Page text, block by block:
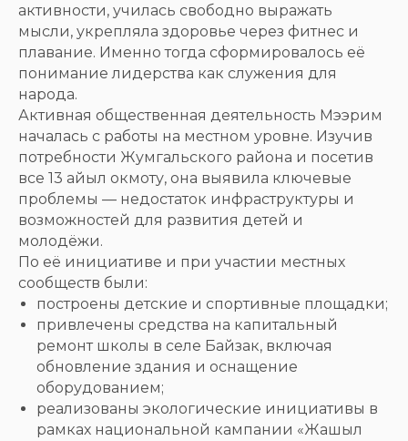
активности, училась свободно выражать
мысли, укрепляла здоровье через фитнес и
плавание. Именно тогда сформировалось её
понимание лидерства как служения для
народа.
Активная общественная деятельность Мээрим
началась с работы на местном уровне. Изучив
потребности Жумгальского района и посетив
все 13 айыл окмоту, она выявила ключевые
проблемы — недостаток инфраструктуры и
возможностей для развития детей и
молодёжи.
По её инициативе и при участии местных
сообществ были:
построены детские и спортивные площадки;
привлечены средства на капитальный
ремонт школы в селе Байзак, включая
обновление здания и оснащение
оборудованием;
реализованы экологические инициативы в
рамках национальной кампании «Жашыл